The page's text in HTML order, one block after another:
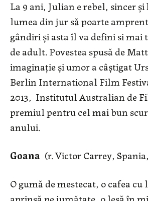
La 9 ani, Julian e rebel, sincer
lumea din jur să poarte
gândiri și asta îl va defini si mai
de adult. Povestea spusă de
imaginație și umor a câștigat
Berlin International Film
2013, Institutul Australian de
premiul pentru cel mai bun
anului.
Goana (r. Victor Carrey, Spania,
O gumă de mestecat, o cafea